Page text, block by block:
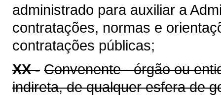
administrado para auxiliar a
contratações, normas e
contratações públicas;
XX - Convenente - órgão ou
indireta, de qualquer esfera de